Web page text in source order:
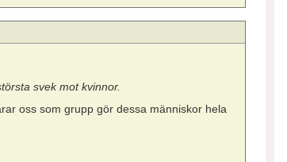
svek mot kvinnor.
oss som grupp gör dessa människor hela